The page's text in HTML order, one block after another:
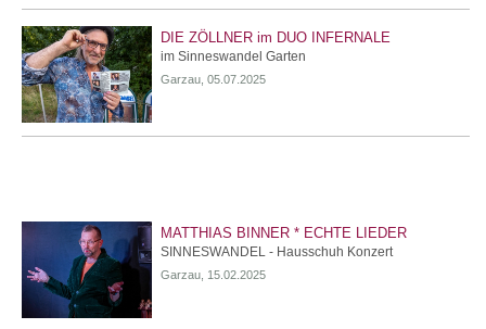
DIE ZÖLLNER im DUO INFERNALE
im Sinneswandel Garten
Garzau, 05.07.2025
MATTHIAS BINNER * ECHTE LIEDER
SINNESWANDEL - Hausschuh Konzert
Garzau, 15.02.2025